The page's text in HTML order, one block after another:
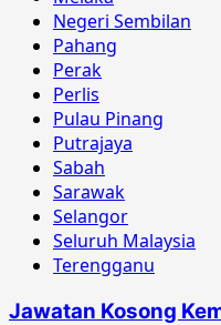
Negeri Sembilan
Pahang
Perak
Perlis
Pulau Pinang
Putrajaya
Sabah
Sarawak
Selangor
Seluruh Malaysia
Terengganu
Jawatan Kosong